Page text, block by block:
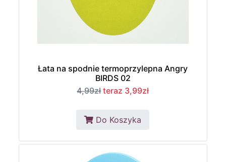
Łata na spodnie termoprzylepna Angry
BIRDS 02
4,99zł teraz 3,99zł
Do Koszyka